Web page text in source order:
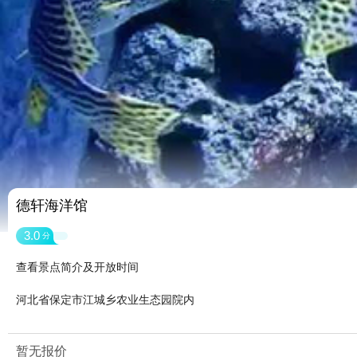
德轩海洋馆
3.0 分
查看景点简介及开放时间
河北省保定市江城乡农业生态园院内
暂无报价